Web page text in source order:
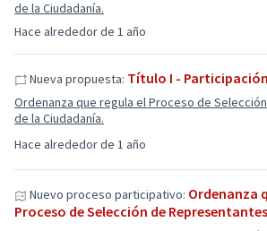
Hace alrededor de 1 año
de la Ciudadanía.
Hace alrededor de 1 año
Nueva propuesta: Título I -
Ordenanza que regula el Proceso de
de la Ciudadanía.
Nuevo proceso participativo: Ordenanza
Proceso de Selección de